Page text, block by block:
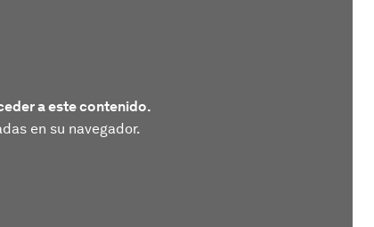
a este contenido.
en su navegador.